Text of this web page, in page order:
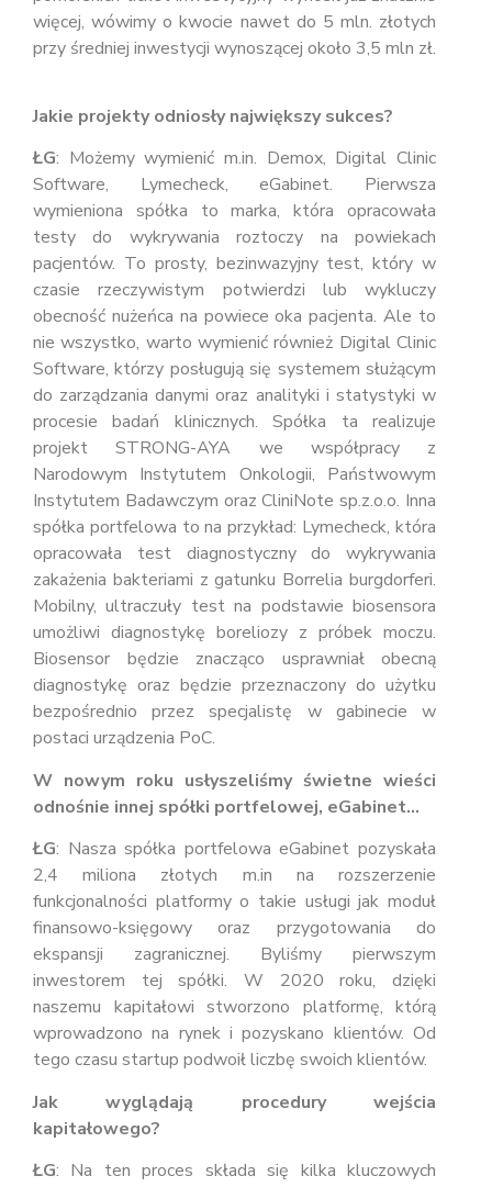
więcej, wówimy o kwocie nawet do 5 mln. złotych
przy średniej inwestycji wynoszącej około 3,5 mln zł.
Jakie projekty odniosły największy sukces?
ŁG: Możemy wymienić m.in. Demox, Digital Clinic
Software, Lymecheck, eGabinet. Pierwsza
wymieniona spółka to marka, która opracowała
testy do wykrywania roztoczy na powiekach
pacjentów. To prosty, bezinwazyjny test, który w
czasie rzeczywistym potwierdzi lub wykluczy
obecność nużeńca na powiece oka pacjenta. Ale to
nie wszystko, warto wymienić również Digital Clinic
Software, którzy posługują się systemem służącym
do zarządzania danymi oraz analityki i statystyki w
procesie badań klinicznych. Spółka ta realizuje
projekt STRONG-AYA we współpracy z
Narodowym Instytutem Onkologii, Państwowym
Instytutem Badawczym oraz CliniNote sp.z.o.o. Inna
spółka portfelowa to na przykład: Lymecheck, która
opracowała test diagnostyczny do wykrywania
zakażenia bakteriami z gatunku Borrelia burgdorferi.
Mobilny, ultraczuły test na podstawie biosensora
umożliwi diagnostykę boreliozy z próbek moczu.
Biosensor będzie znacząco usprawniał obecną
diagnostykę oraz będzie przeznaczony do użytku
bezpośrednio przez specjalistę w gabinecie w
postaci urządzenia PoC.
W nowym roku usłyszeliśmy świetne wieści
odnośnie innej spółki portfelowej, eGabinet…
ŁG: Nasza spółka portfelowa eGabinet pozyskała
2,4 miliona złotych m.in na rozszerzenie
funkcjonalności platformy o takie usługi jak moduł
finansowo-księgowy oraz przygotowania do
ekspansji zagranicznej. Byliśmy pierwszym
inwestorem tej spółki. W 2020 roku, dzięki
naszemu kapitałowi stworzono platformę, którą
wprowadzono na rynek i pozyskano klientów. Od
tego czasu startup podwoił liczbę swoich klientów.
Jak wyglądają procedury wejścia
kapitałowego?
ŁG: Na ten proces składa się kilka kluczowych